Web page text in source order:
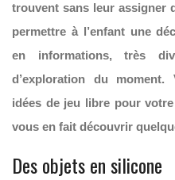
trouvent sans leur assigner
permettre à l’enfant une
en informations, très
d’exploration du
idées de jeu libre pour
vous en fait découvrir
Des objets en silicone